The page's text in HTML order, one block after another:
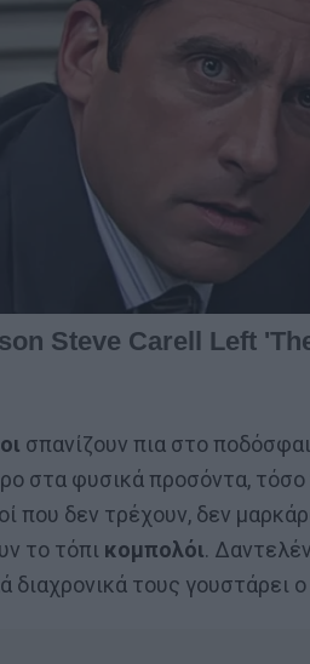
σπανίζουν πια στο
στα φυσικά προσόντα, τόσο
που δεν τρέχουν, δεν
το τόπι κομπολόι.
διαχρονικά τους γουστάρει